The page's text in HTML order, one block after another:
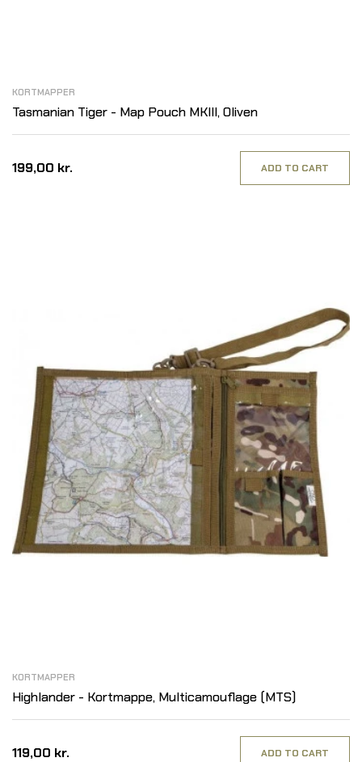
KORTMAPPER
Tasmanian Tiger - Map Pouch MKIII, Oliven
199,00 kr. ADD TO CART
KORTMAPPER
Highlander - Kortmappe, Multicamouflage (MTS)
119,00 kr. ADD TO CART